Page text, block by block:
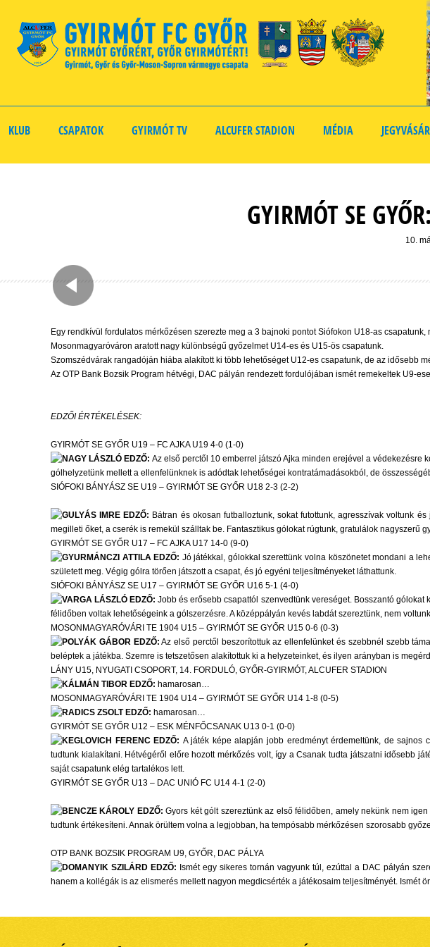
KLUB CSAPATOK GYIRMÓT TV ALCUFER STADION MÉDIA
GYIRMÓT SE
10.
Egy rendkívül fordulatos mérkőzésen szerezte meg a 3 bajnoki pontot Siófokon U18-as
Mosonmagyaróváron aratott nagy különbségű győzelmet U14-es és U15-ös csapatunk.
Szomszédvárak rangadóján hiába alakított ki több lehetőséget U12-es csapatunk, de az idősebb
Az OTP Bank Bozsik Program hétvégi, DAC pályán rendezett fordulójában ismét remekeltek U9-
EDZŐI ÉRTÉKELÉSEK:
GYIRMÓT SE GYŐR U19 – FC AJKA U19 4-0 (1-0)
NAGY LÁSZLÓ EDZŐ: Az első perctől 10 emberrel játszó Ajka minden erejével a védekezésre
gólhelyzetünk mellett a ellenfelünknek is adódtak lehetőségei kontratámadásokból, de
SIÓFOKI BÁNYÁSZ SE U19 – GYIRMÓT SE GYŐR U18 2-3 (2-2)
GULYÁS IMRE EDZŐ: Bátran és okosan futballoztunk, sokat futottunk, agresszívak voltunk
megilleti őket, a cserék is remekül szálltak be. Fantasztikus gólokat rúgtunk, gratulálok nagyszerű
GYIRMÓT SE GYŐR U17 – FC AJKA U17 14-0 (9-0)
GYURMÁNCZI ATTILA EDZŐ: Jó játékkal, gólokkal szerettünk volna köszönetet mondani a
született meg. Végig gólra törően játszott a csapat, és jó egyéni teljesítményeket láthattunk.
SIÓFOKI BÁNYÁSZ SE U17 – GYIRMÓT SE GYŐR U16 5-1 (4-0)
VARGA LÁSZLÓ EDZŐ: Jobb és erősebb csapattól szenvedtünk vereséget. Bosszantó
félidőben voltak lehetőségeink a gólszerzésre. A középpályán kevés labdát szereztünk, nem
MOSONMAGYARÓVÁRI TE 1904 U15 – GYIRMÓT SE GYŐR U15 0-6 (0-3)
POLYÁK GÁBOR EDZŐ: Az első perctől beszorítottuk az ellenfelünket és szebbnél szebb
beléptek a játékba. Szemre is tetszetősen alakítottuk ki a helyzeteinket, és ilyen arányban is
LÁNY U15, NYUGATI CSOPORT, 14. FORDULÓ, GYŐR-GYIRMÓT, ALCUFER STADION
KÁLMÁN TIBOR EDZŐ: hamarosan…
MOSONMAGYARÓVÁRI TE 1904 U14 – GYIRMÓT SE GYŐR U14 1-8 (0-5)
RADICS ZSOLT EDZŐ: hamarosan…
GYIRMÓT SE GYŐR U12 – ESK MÉNFŐCSANAK U13 0-1 (0-0)
KEGLOVICH FERENC EDZŐ: A játék képe alapján jobb eredményt érdemeltünk, de sajnos
tudtunk kialakítani. Hétvégéről előre hozott mérkőzés volt, így a Csanak tudta játszatni idősebb
saját csapatunk elég tartalékos lett.
GYIRMÓT SE GYŐR U13 – DAC UNIÓ FC U14 4-1 (2-0)
BENCZE KÁROLY EDZŐ:Gyors két gólt szereztünk az első félidőben, amely nekünk nem
tudtunk értékesíteni. Annak örültem volna a legjobban, ha tempósabb mérkőzésen szorosabb
OTP BANK BOZSIK PROGRAM U9, GYŐR, DAC PÁLYA
DOMANYIK SZILÁRD EDZŐ: Ismét egy sikeres tornán vagyunk túl, ezúttal a DAC pályán
hanem a kollégák is az elismerés mellett nagyon megdicsérték a játékosaim teljesítményét. Ismét